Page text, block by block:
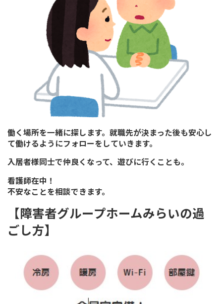
働く場所を一緒に探します。就職先が決まった後も安心し
て働けるようにフォローをしていきます。
入居者様同士で仲良くなって、遊びに行くことも。
看護師在中！
不安なことを相談できます。
【障害者グループホームみらいの過
ごし方】